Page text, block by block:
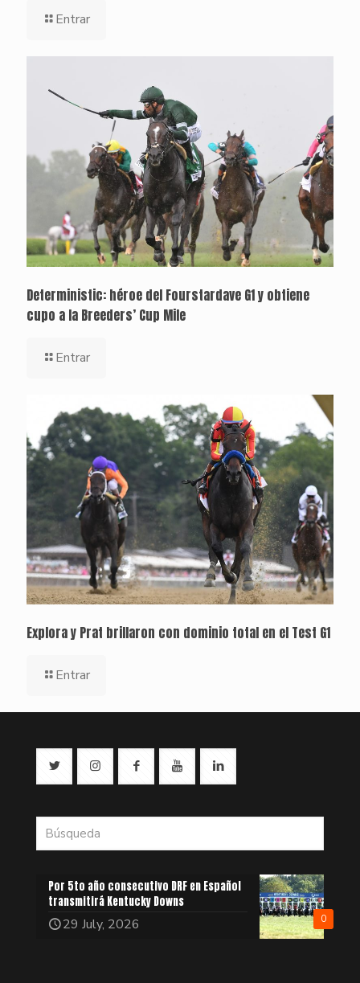
Entrar
Deterministic: héroe del Fourstardave G1 y obtiene
cupo a la Breeders’ Cup Mile
Entrar
Explora y Prat brillaron con dominio total en el Test G1
Entrar
0
Por 5to año consecutivo DRF en Español
transmitirá Kentucky Downs
29 July, 2026